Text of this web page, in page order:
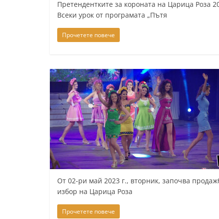
З
а
г
о
р
а
–
k
Претендентките за короната на Царица Роза
Всеки урок от програмата „Пътя
Прочетете повече
От 02-ри май 2023 г., вторник, започва
избор на Царица Роза
Прочетете повече